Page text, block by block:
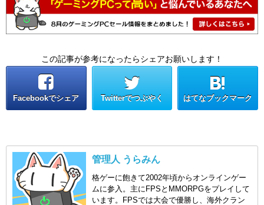
この記事が参考になったらシェアお願いします！
Facebookでシェア Twitterでつぶやく はてなブックマーク
管理人 うらみん
格ゲーに飽きて2002年頃からオンラインゲー
ムに参入。主にFPSとMMORPGをプレイして
います。FPSでは大会で優勝し、海外クラン